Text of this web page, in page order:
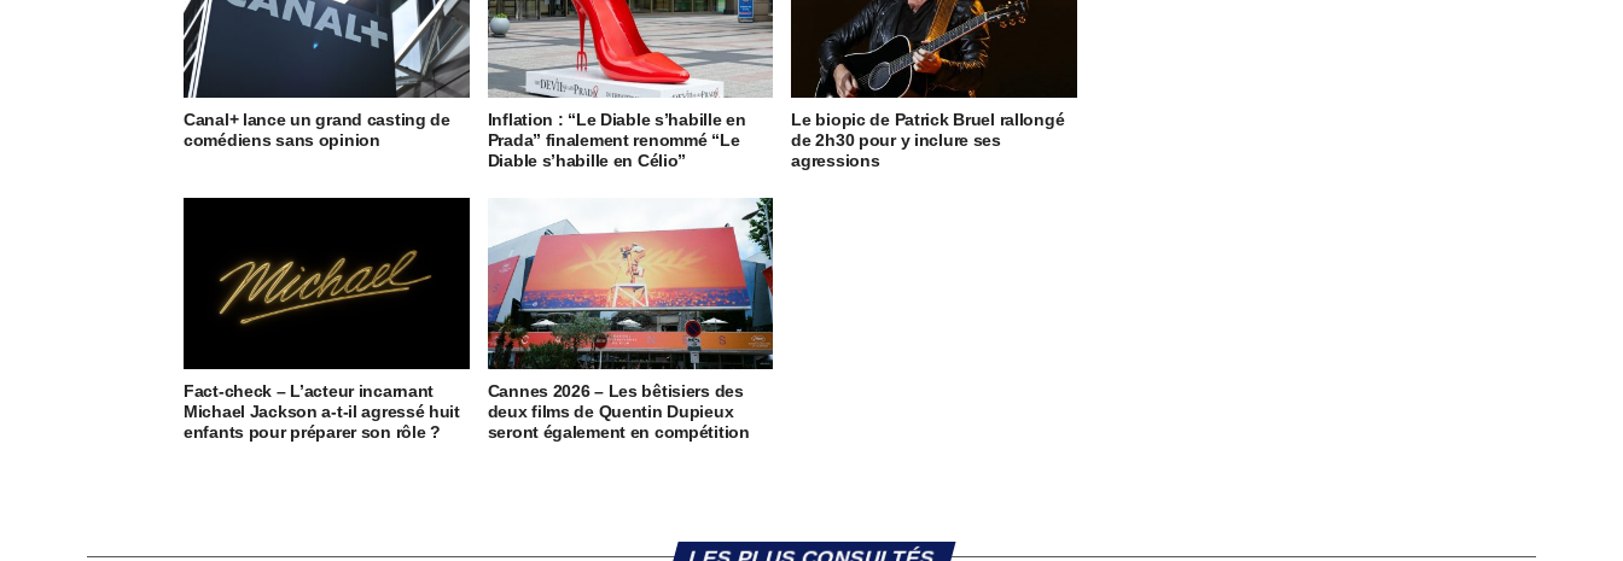
Canal+ lance un grand casting de
comédiens sans opinion
Inflation : “Le Diable s’habille en
Prada” finalement renommé “Le
Diable s’habille en Célio”
Le biopic de Patrick Bruel rallongé
de 2h30 pour y inclure ses
agressions
Fact-check – L’acteur incarnant
Michael Jackson a-t-il agressé huit
enfants pour préparer son rôle ?
Cannes 2026 – Les bêtisiers des
deux films de Quentin Dupieux
seront également en compétition